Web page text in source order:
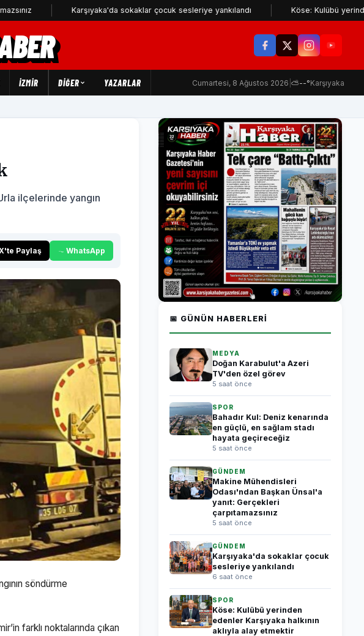
Karşıyaka'da sokaklar çocuk sesleriye yankılandı Köse: Kulübü yerinden edenler
İZMİR DIĞER YAZARLAR Cumartesi, 8 Ağustos 2026 ⛅--°Karşıyaka
ilçelerinde yangın
Paylaş WhatsApp
söndürme
farklı noktalarında çıkan
📅 GÜNÜN HABERLERI
MEDYA
Doğan Karabulut'a Azeri
TV'den özel görev
5 saat önce
SPOR
Bahadır Kul: Deniz kenarında
en güçlü, en sağlam stadı
hayata geçireceğiz
5 saat önce
GÜNDEM
Makine Mühendisleri
Odası'ndan Başkan Ünsal'a
yanıt: Gerçekleri
çarpıtamazsınız
5 saat önce
GÜNDEM
Karşıyaka'da sokaklar çocuk
sesleriye yankılandı
6 saat önce
SPOR
Köse: Kulübü yerinden
edenler Karşıyaka halkının
aklıyla alay etmektir